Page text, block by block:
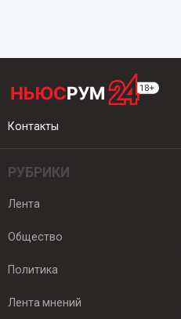
Контакты
РУБРИКИ
Лента
Общество
Политика
Лента мнений